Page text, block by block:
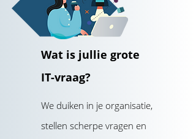
Wat is jullie grote
IT-vraag?
We duiken in je organisatie,
stellen scherpe vragen en